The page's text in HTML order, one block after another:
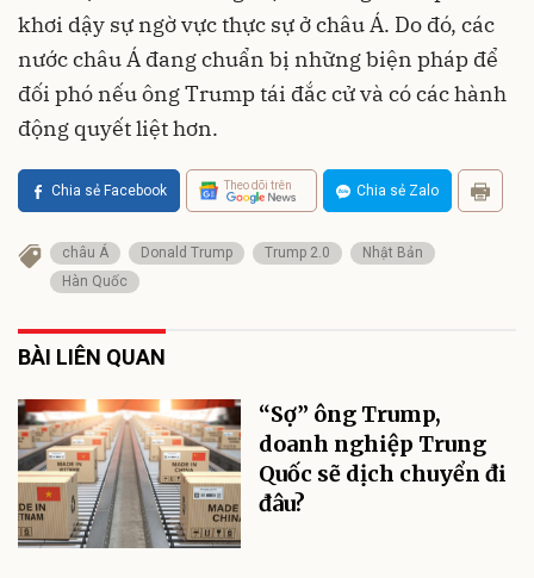
khơi dậy sự ngờ vực thực sự ở châu Á. Do đó, các
nước châu Á đang chuẩn bị những biện pháp để
đối phó nếu ông Trump tái đắc cử và có các hành
động quyết liệt hơn.
Chia sẻ Facebook Theo dõi trên Chia sẻ Zalo
châu Á Donald Trump Trump 2.0
Nhật Bản
Hàn Quốc
BÀI LIÊN QUAN
“Sợ” ông Trump,
doanh nghiệp Trung
Quốc sẽ dịch chuyển đi
đâu?